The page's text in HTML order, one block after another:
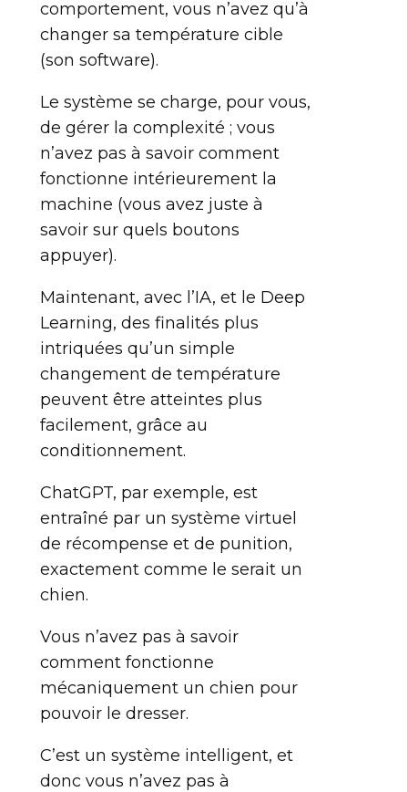
comportement, vous n’avez qu’à
changer sa température cible
(son software).
Le système se charge, pour vous,
de gérer la complexité ; vous
n’avez pas à savoir comment
fonctionne intérieurement la
machine (vous avez juste à
savoir sur quels boutons
appuyer).
Maintenant, avec l’IA, et le Deep
Learning, des finalités plus
intriquées qu’un simple
changement de température
peuvent être atteintes plus
facilement, grâce au
conditionnement.
ChatGPT, par exemple, est
entraîné par un système virtuel
de récompense et de punition,
exactement comme le serait un
chien.
Vous n’avez pas à savoir
comment fonctionne
mécaniquement un chien pour
pouvoir le dresser.
C’est un système intelligent, et
donc vous n’avez pas à